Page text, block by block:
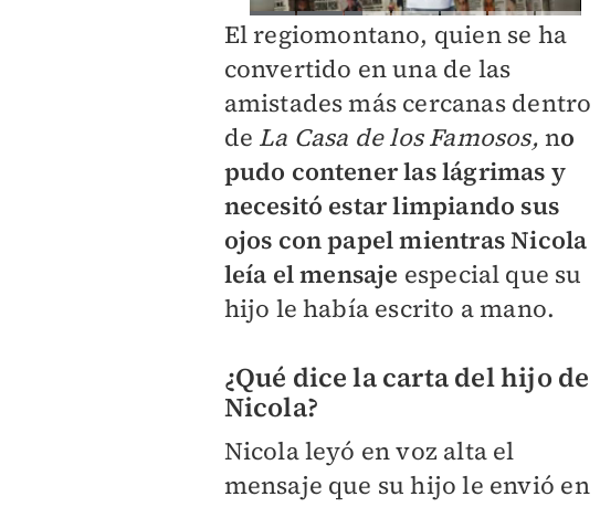
El regiomontano, quien se ha
convertido en una de las
amistades más cercanas dentro
de La Casa de los Famosos, no
pudo contener las lágrimas y
necesitó estar limpiando sus
ojos con papel mientras Nicola
leía el mensaje especial que su
hijo le había escrito a mano.
¿Qué dice la carta del hijo de
Nicola?
Nicola leyó en voz alta el
mensaje que su hijo le envió en